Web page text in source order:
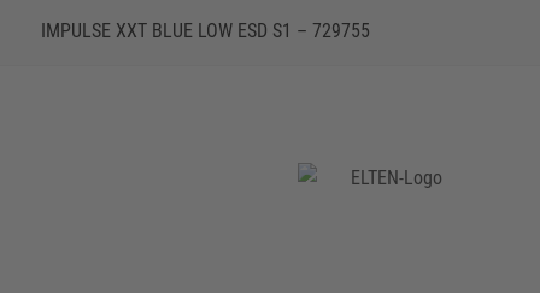
IMPULSE XXT BLUE LOW ESD S1 – 729755